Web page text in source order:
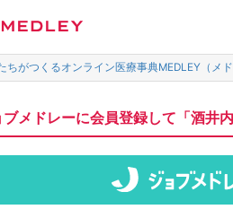
ちがつくるオンライン医療事典MEDLEY（メ
ブメドレーに会員登録して「酒井